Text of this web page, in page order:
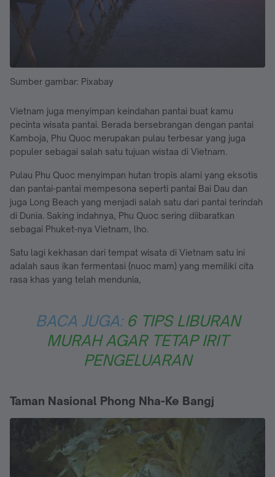
Sumber gambar: Pixabay
Vietnam juga menyimpan keindahan pantai buat kamu
pecinta wisata pantai. Berada bersebrangan dengan pantai
Kamboja, Phu Quoc merupakan pulau terbesar yang juga
populer sebagai salah satu tujuan wistaa di Vietnam.
Pulau Phu Quoc menyimpan hutan tropis alami yang eksotis
dan pantai-pantai mempesona seperti pantai Bai Dau dan
juga Long Beach yang menjadi salah satu dari pantai terindah
di Dunia. Saking indahnya, Phu Quoc sering diibaratkan
sebagai Phuket-nya Vietnam, lho.
Satu lagi kekhasan dari tempat wisata di Vietnam satu ini
adalah saus ikan fermentasi (nuoc mam) yang memiliki cita
rasa khas yang telah mendunia,
BACA JUGA: 6 TIPS LIBURAN
MURAH AGAR TETAP IRIT
PENGELUARAN
Taman Nasional Phong Nha-Ke Bangj